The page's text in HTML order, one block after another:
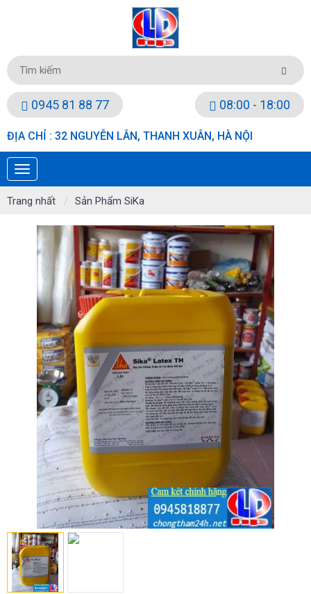
0945 81 88 77 08:00 - 18:00
ĐỊA CHỈ : 32 NGUYỄN LÂN, THANH XUÂN, HÀ NỘI
Trang nhất Sản Phẩm SiKa